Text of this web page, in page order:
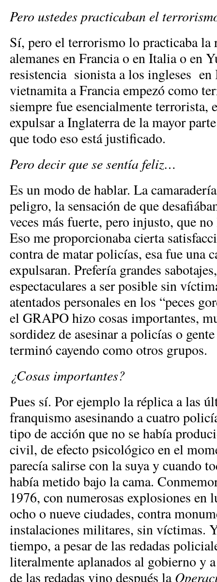
Pero ustedes practicaban el
Sí, pero el terrorismo lo practicaba la
alemanes en Francia o en Italia o en
resistencia sionista a los ingleses en
vietnamita a Francia empezó como
siempre fue esencialmente
expulsar a Inglaterra de la mayor
que todo eso está justificado.
Pero decir que se sentía feliz…
Es un modo de hablar. La
peligro, la sensación de que
veces más fuerte, pero injusto, que
Eso me proporcionaba cierta
contra de matar policías, esa fue una
expulsaran. Prefería grandes
espectaculares a ser posible sin
atentados personales en los “peces
el GRAPO hizo cosas importantes,
sordidez de asesinar a policías o
terminó cayendo como otros grupos.
¿Cosas importantes?
Pues sí. Por ejemplo la réplica a las
franquismo asesinando a cuatro
tipo de acción que no se había
civil, de efecto psicológico en el
parecía salirse con la suya y cuando
había metido bajo la cama.
1976, con numerosas explosiones en
ocho o nueve ciudades, contra
instalaciones militares, sin víctimas.
tiempo, a pesar de las redadas
literalmente aplanados al gobierno y
de las redadas vino después la